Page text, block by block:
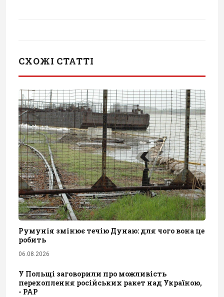
СХОЖІ СТАТТІ
Румунія змінює течію Дунаю: для чого вона це
робить
06.08.2026
У Польщі заговорили про можливість
перехоплення російських ракет над Україною,
- PAP